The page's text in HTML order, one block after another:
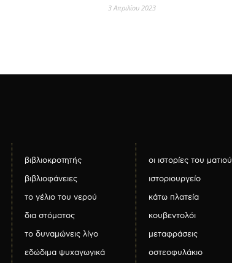
3 Απριλίου 2023
βιβλιοκροτητής
βιβλιοφάνειες
το γέλιο του νερού
δια στόματος
το δυναμώνεις λίγο
εδώδιμα ψυχαγωγικά
οι ιστορίες του ματιού
ιστοριουργείο
κάτω πλατεία
κουβεντολόι
μεταφράσεις
οστεοφυλάκιο